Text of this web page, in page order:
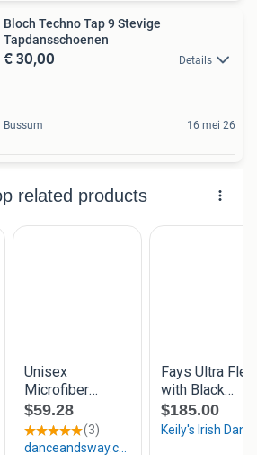
Bloch Techno Tap 9 Stevige
Tapdansschoenen
€ 30,00 Details
Bussum 16 mei 26